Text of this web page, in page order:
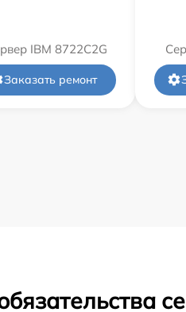
IBM 8722C2G
Заказать ремонт